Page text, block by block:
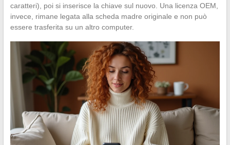
caratteri), poi si inserisce la chiave sul nuovo. Una licenza OEM,
invece, rimane legata alla scheda madre originale e non può
essere trasferita su un altro computer.